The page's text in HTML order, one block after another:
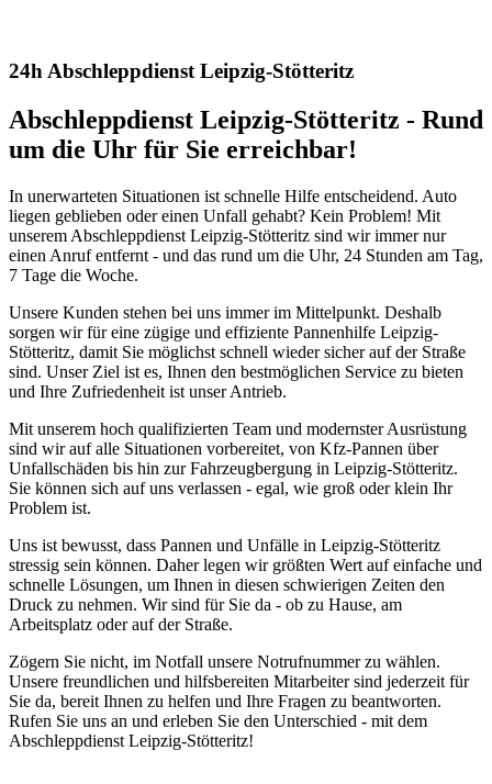
24h Abschleppdienst Leipzig-Stötteritz
Abschleppdienst Leipzig-Stötteritz - Rund
um die Uhr für Sie erreichbar!
In unerwarteten Situationen ist schnelle Hilfe entscheidend. Auto
liegen geblieben oder einen Unfall gehabt? Kein Problem! Mit
unserem Abschleppdienst Leipzig-Stötteritz sind wir immer nur
einen Anruf entfernt - und das rund um die Uhr, 24 Stunden am Tag,
7 Tage die Woche.
Unsere Kunden stehen bei uns immer im Mittelpunkt. Deshalb
sorgen wir für eine zügige und effiziente Pannenhilfe Leipzig-
Stötteritz, damit Sie möglichst schnell wieder sicher auf der Straße
sind. Unser Ziel ist es, Ihnen den bestmöglichen Service zu bieten
und Ihre Zufriedenheit ist unser Antrieb.
Mit unserem hoch qualifizierten Team und modernster Ausrüstung
sind wir auf alle Situationen vorbereitet, von Kfz-Pannen über
Unfallschäden bis hin zur Fahrzeugbergung in Leipzig-Stötteritz.
Sie können sich auf uns verlassen - egal, wie groß oder klein Ihr
Problem ist.
Uns ist bewusst, dass Pannen und Unfälle in Leipzig-Stötteritz
stressig sein können. Daher legen wir größten Wert auf einfache und
schnelle Lösungen, um Ihnen in diesen schwierigen Zeiten den
Druck zu nehmen. Wir sind für Sie da - ob zu Hause, am
Arbeitsplatz oder auf der Straße.
Zögern Sie nicht, im Notfall unsere Notrufnummer zu wählen.
Unsere freundlichen und hilfsbereiten Mitarbeiter sind jederzeit für
Sie da, bereit Ihnen zu helfen und Ihre Fragen zu beantworten.
Rufen Sie uns an und erleben Sie den Unterschied - mit dem
Abschleppdienst Leipzig-Stötteritz!